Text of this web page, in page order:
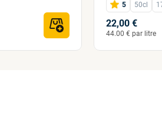
5
50cl
22,00 €
44.00 € par litre